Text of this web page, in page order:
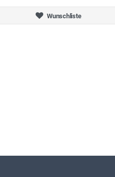
Wunschliste